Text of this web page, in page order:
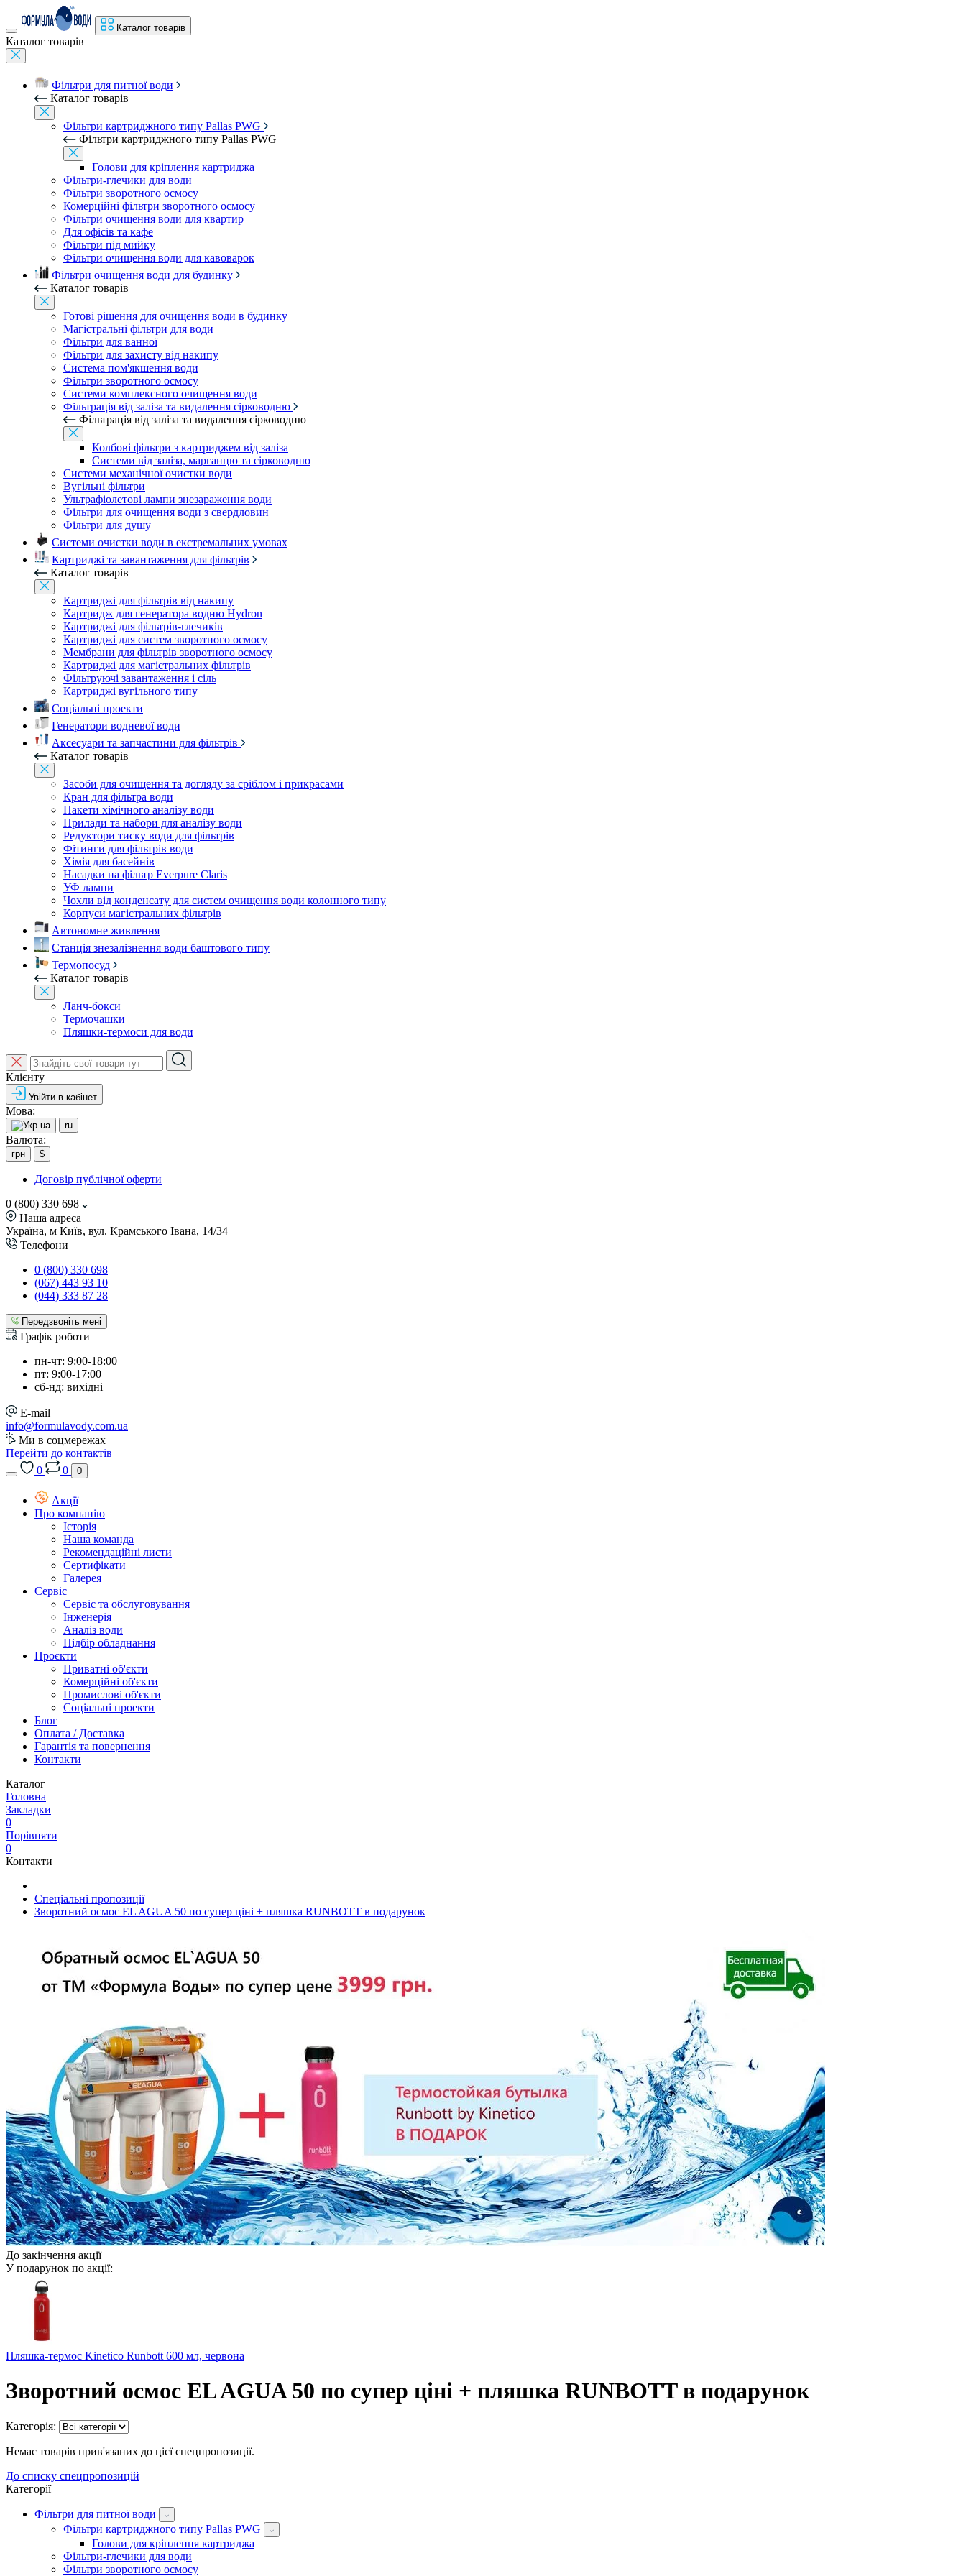
Каталог товарів
Каталог товарів
Фільтри для питної води
Каталог товарів
Фільтри картриджного типу Pallas PWG
Фільтри картриджного типу Pallas PWG
Голови для кріплення картриджа
Фільтри-глечики для води
Фільтри зворотного осмосу
Комерційні фільтри зворотного осмосу
Фільтри очищення води для квартир
Для офісів та кафе
Фільтри під мийку
Фільтри очищення води для кавоварок
Фільтри очищення води для будинку
Каталог товарів
Готові рішення для очищення води в будинку
Магістральні фільтри для води
Фільтри для ванної
Фільтри для захисту від накипу
Система пом'якшення води
Фільтри зворотного осмосу
Системи комплексного очищення води
Фільтрація від заліза та видалення сірководню
Фільтрація від заліза та видалення сірководню
Колбові фільтри з картриджем від заліза
Системи від заліза, марганцю та сірководню
Системи механічної очистки води
Вугільні фільтри
Ультрафіолетові лампи знезараження води
Фільтри для очищення води з свердловин
Фільтри для душу
Системи очистки води в екстремальних умовах
Картриджі та завантаження для фільтрів
Каталог товарів
Картриджі для фільтрів від накипу
Картридж для генератора водню Hydron
Картриджі для фільтрів-глечиків
Картриджі для систем зворотного осмосу
Мембрани для фільтрів зворотного осмосу
Картриджі для магістральних фільтрів
Фільтруючі завантаження і сіль
Картриджі вугільного типу
Соціальні проекти
Генератори водневої води
Аксесуари та запчастини для фільтрів
Каталог товарів
Засоби для очищення та догляду за сріблом і прикрасами
Кран для фільтра води
Пакети хімічного аналізу води
Прилади та набори для аналізу води
Редуктори тиску води для фільтрів
Фітинги для фільтрів води
Хімія для басейнів
Насадки на фільтр Everpure Claris
УФ лампи
Чохли від конденсату для систем очищення води колонного типу
Корпуси магістральних фільтрів
Автономне живлення
Станція знезалізнення води баштового типу
Термопосуд
Каталог товарів
Ланч-бокси
Термочашки
Пляшки-термоси для води
Клієнту
Увійти в кабінет
Мова:
ua ru
Валюта:
грн $
Договір публічної оферти
0 (800) 330 698
Наша адреса
Україна, м Київ, вул. Крамського Івана, 14/34
Телефони
0 (800) 330 698
(067) 443 93 10
(044) 333 87 28
Передзвоніть мені
Графік роботи
пн-чт: 9:00-18:00
пт: 9:00-17:00
сб-нд: вихідні
E-mail
info@formulavody.com.ua
Ми в соцмережах
Перейти до контактів
0
0 0
Акції
Про компанію
Історія
Наша команда
Рекомендаційні листи
Сертифікати
Галерея
Сервіс
Сервіс та обслуговування
Інженерія
Аналіз води
Підбір обладнання
Проєкти
Приватні об'єкти
Комерційні об'єкти
Промислові об'єкти
Соціальні проекти
Блог
Оплата / Доставка
Гарантія та повернення
Контакти
Каталог
Головна
Закладки
0
Порівняти
0
Контакти
Спеціальні пропозиції
Зворотний осмос EL AGUA 50 по супер ціні + пляшка RUNBOTT в подарунок
До закінчення акції
У подарунок по акції:
Пляшка-термос Kinetico Runbott 600 мл, червона
Зворотний осмос EL AGUA 50 по супер ціні + пляшка RUNBOTT в подарунок
Категорія:
Немає товарів прив'язаних до цієї спецпропозиції.
До списку спецпропозицій
Категорії
Фільтри для питної води
Фільтри картриджного типу Pallas PWG
Голови для кріплення картриджа
Фільтри-глечики для води
Фільтри зворотного осмосу